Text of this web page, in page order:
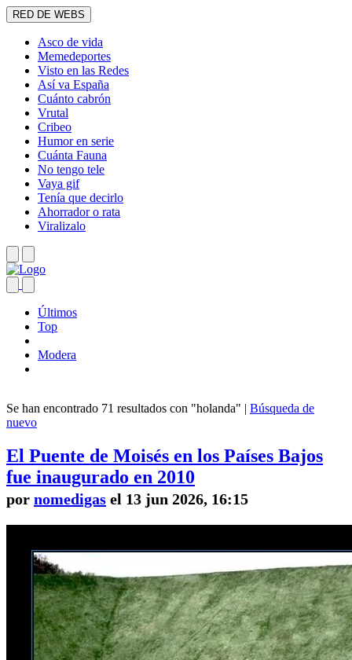
RED DE WEBS
Asco de vida
Memedeportes
Visto en las Redes
Así va España
Cuánto cabrón
Vrutal
Cribeo
Humor en serie
Cuánta Fauna
No tengo tele
Vaya gif
Tenía que decirlo
Ahorrador o rata
Viralizalo
Últimos
Top
Modera
Se han encontrado 71 resultados con "holanda" | Búsqueda de
nuevo
El Puente de Moisés en los Países Bajos
fue inaugurado en 2010
por nomedigas el 13 jun 2026, 16:15